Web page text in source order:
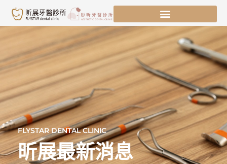
主
容
FLYSTAR DENTAL CLINIC
昕展最新消息